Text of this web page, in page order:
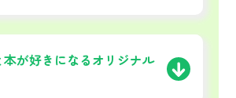
本が好きになるオリジナル